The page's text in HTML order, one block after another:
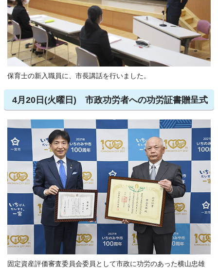
保育士の新入職員に、市長講話を行いました。
4月20日(火曜日) 市政功労者への功労証書贈呈式
固定資産評価審査委員会委員として市政に功労のあった横山忠雄